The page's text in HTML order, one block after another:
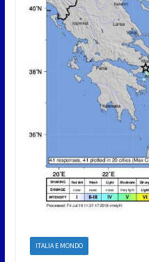
ITALIA E MONDO